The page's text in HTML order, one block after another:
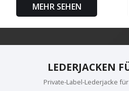
MEHR SEHEN
LEDERJACKEN
Private-Label-Lederjacke